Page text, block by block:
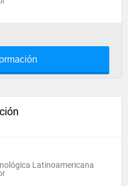
Latinoamericana